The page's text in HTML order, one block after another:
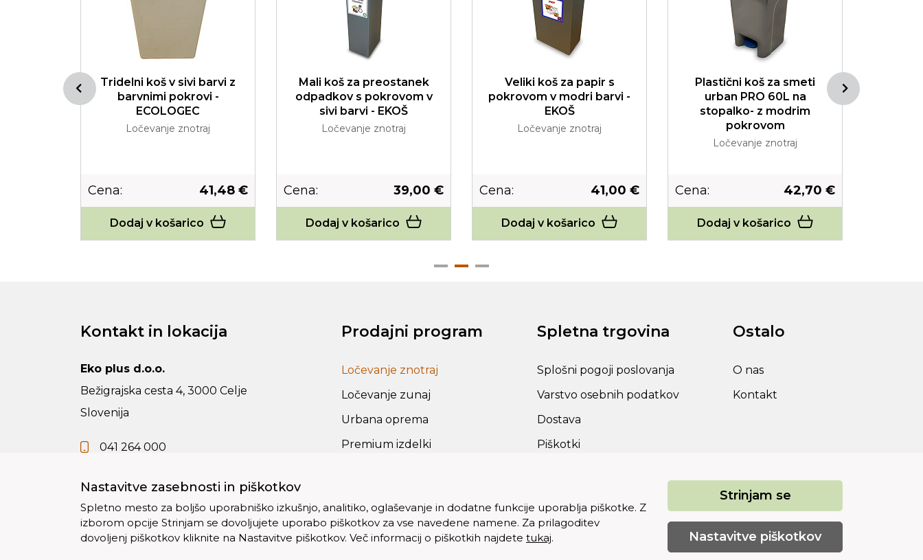
Tridelni koš v sivi barvi z
barvnimi pokrovi -
ECOLOGEC
Ločevanje znotraj
Cena: 41,48 €
Dodaj v košarico
Mali koš za preostanek
odpadkov s pokrovom v
sivi barvi - EKOŠ
Ločevanje znotraj
Cena: 39,00 €
Dodaj v košarico
Veliki koš za papir s
pokrovom v modri barvi -
EKOŠ
Ločevanje znotraj
Cena: 41,00 €
Dodaj v košarico
Plastični koš za smeti
urban PRO 60L na
stopalko- z modrim
pokrovom
Ločevanje znotraj
Cena: 42,70 €
Dodaj v košarico
Kontakt in lokacija
Eko plus d.o.o.
Bežigrajska cesta 4, 3000 Celje
Slovenija
041 264 000
Prodajni program
Ločevanje znotraj
Ločevanje zunaj
Urbana oprema
Premium izdelki
Spletna trgovina
Splošni pogoji poslovanja
Varstvo osebnih podatkov
Dostava
Piškotki
Ostalo
O nas
Kontakt
Nastavitve zasebnosti in piškotkov
Spletno mesto za boljšo uporabniško izkušnjo, analitiko, oglaševanje in dodatne funkcije uporablja piškotke. Z
izborom opcije Strinjam se dovoljujete uporabo piškotkov za vse navedene namene. Za prilagoditev
dovoljenj piškotkov kliknite na Nastavitve piškotkov. Več informacij o piškotkih najdete tukaj.
Strinjam se
Nastavitve piškotkov